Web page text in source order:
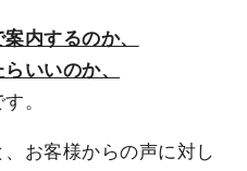
内するのか、
いいのか、
。
お客様からの声に対し